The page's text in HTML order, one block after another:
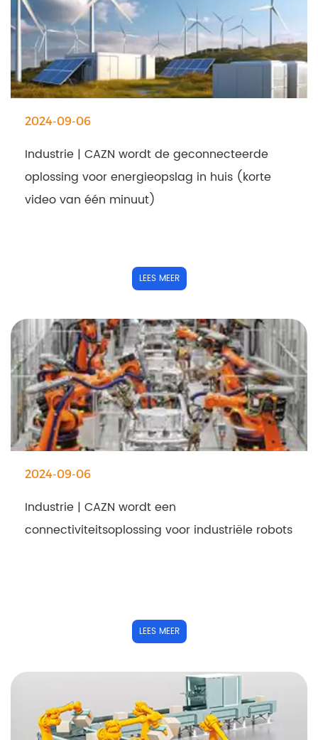
2024-09-06
Industrie | CAZN wordt de geconnecteerde
oplossing voor energieopslag in huis (korte
video van één minuut)
LEES MEER
2024-09-06
Industrie | CAZN wordt een
connectiviteitsoplossing voor industriële robots
LEES MEER